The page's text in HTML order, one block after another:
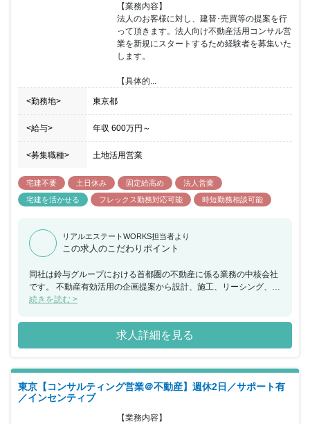
で昇格する為、年功的な考えはありません。 フレキシブルな勤務時
間の採用と営業地盤に直行し直帰する働き方を通して自身で仕事の
効率化を実現していただきます。 インセンティブは建築、売買に係
わらず利益に応じて支給され、上限はありませんので、かなりのモ
チベーションになると思います。
【業務内容】
法人のお客様に対し、建替･売買等の提案を行
って頂きます。法人向け不動産活用コンサル営
業を新規にスタートするため経験者を募集いた
します。
【具体的...
<勤務地> 東京都
<給与> 年収 600万円 ～
<募集職種> 土地活用営業
宅建不要 土日休み 固定給高め
法人営業
宅建を活かせる
フレックス勤務対応可能 時短勤務相談可能
リアルエステートWORKS担当者より
この求人のこだわりポイント
同社は鈴与グループにおける首都圏の不動産に係る業務の中核会社
です。 不動産有効活用の企画提案から設計、施工、リーシング、ビ
ル管理までを一貫して行い、その全てに営業担当としてかかわるこ
頼を得られる仕事で、会社の成長とともに社員個人としても成長で
きる会社です。 当ポジションについて、こちらは新規事業となりま
すが、同社は年齢や勤続年数に関係なく実力次第で昇格する為、年
盤に直行し直帰する働き方を通して自身で仕事の効率化を実現して
いただきます。 インセンティブは建築、売買に係わらず利益に応じ
て支給され、上限はありませんので、かなりのモチベーションにな
続きを読む >
求人詳細を見る
東京【コンサルティング営業＠不動産】週休2日／サポート有
／インセンティブ
【業務内容】